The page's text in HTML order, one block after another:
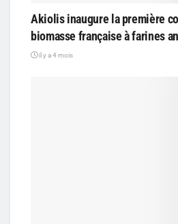
Akiolis inaugure la première
biomasse française à farines
il y a 4 mois